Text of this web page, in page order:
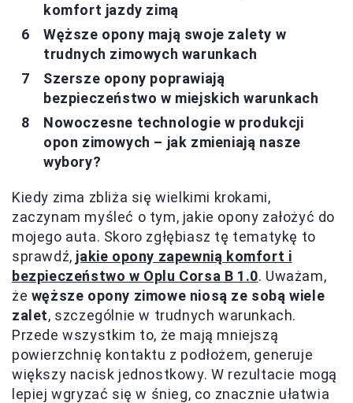
komfort jazdy zimą
Węższe opony mają swoje zalety w
trudnych zimowych warunkach
Szersze opony poprawiają
bezpieczeństwo w miejskich warunkach
Nowoczesne technologie w produkcji
opon zimowych – jak zmieniają nasze
wybory?
Kiedy zima zbliża się wielkimi krokami,
zaczynam myśleć o tym, jakie opony założyć do
mojego auta. Skoro zgłębiasz tę tematykę to
sprawdź, jakie opony zapewnią komfort i
bezpieczeństwo w Oplu Corsa B 1.0. Uważam,
że węższe opony zimowe niosą ze sobą wiele
zalet, szczególnie w trudnych warunkach.
Przede wszystkim to, że mają mniejszą
powierzchnię kontaktu z podłożem, generuje
większy nacisk jednostkowy. W rezultacie mogą
lepiej wgryzać się w śnieg, co znacznie ułatwia